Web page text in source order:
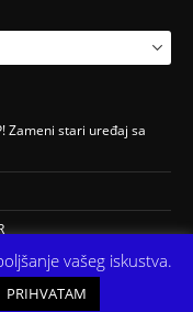
Zameni stari uređaj sa
vašeg iskustva.
PRIHVATAM